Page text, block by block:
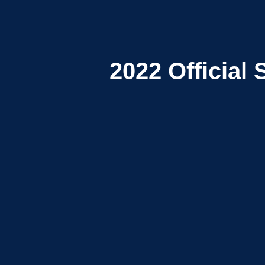
2022 Official